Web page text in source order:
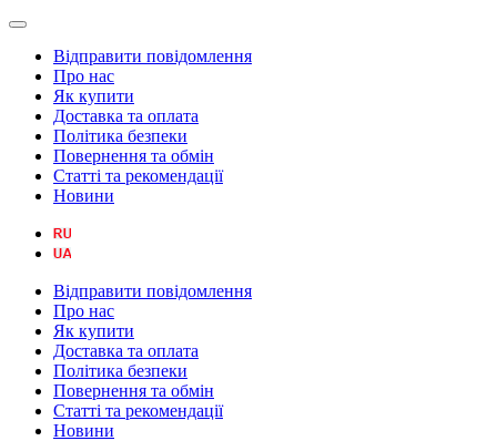
Відправити повідомлення
Про нас
Як купити
Доставка та оплата
Політика безпеки
Повернення та обмін
Статті та рекомендації
Новини
Відправити повідомлення
Про нас
Як купити
Доставка та оплата
Політика безпеки
Повернення та обмін
Статті та рекомендації
Новини